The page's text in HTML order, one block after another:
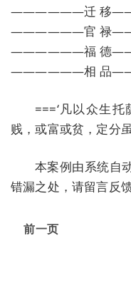
——————迁 移
——————官 禄
——————福 德
——————相 品
===‘凡以众生
贱，或富或贫，定分
本案例由系统自
错漏之处，请留言反
前一页